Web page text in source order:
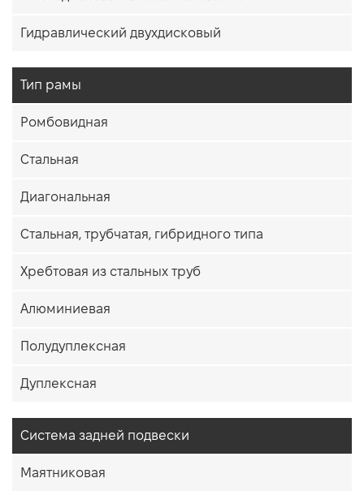
Гидравлический двухдисковый
Тип рамы
Ромбовидная
Стальная
Диагональная
Стальная, трубчатая, гибридного типа
Хребтовая из стальных труб
Алюминиевая
Полудуплексная
Дуплексная
Система задней подвески
Маятниковая